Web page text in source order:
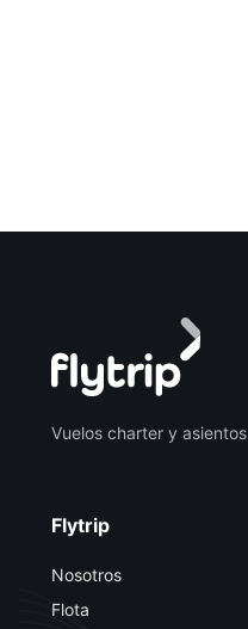
Vuelos charter y asientos
Flytrip
Nosotros
Flota